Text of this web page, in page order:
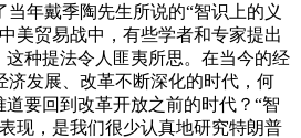
当年戴季陶先生所说的“智识上的义
美贸易战中，有些学者和专家提出
这种提法令人匪夷所思。在当今的经
济发展、改革不断深化的时代，何
道要回到改革开放之前的时代？“智
现，是我们很少认真地研究特朗普